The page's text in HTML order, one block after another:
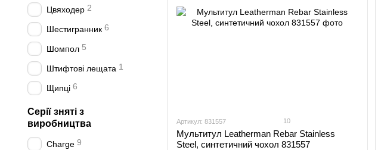
Артикул: 831557 10
Мультитул Leatherman Rebar Stainless
Steel, синтетичний чохол 831557
Цвяходер 2
Шестигранник 6
Шомпол 5
Штифтові лещата 1
Щипці 6
Серії зняті з
виробництва
Charge 9